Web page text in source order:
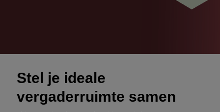
Stel je ideale
vergaderruimte samen